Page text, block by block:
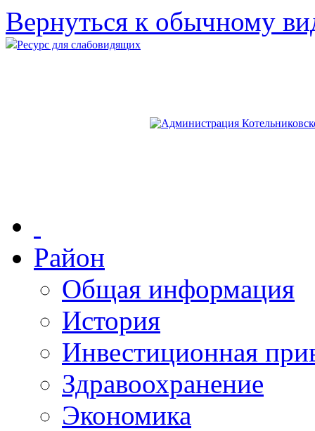
Вернуться к обычному
Ресурс для слабовидящих
Район
Общая информация
История
Инвестиционная
Здравоохранение
Экономика